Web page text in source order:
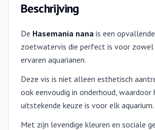
Beschrijving
De Hasemania nana is een
zoetwatervis die perfect is voor zowel
ervaren aquarianen.
Deze vis is niet alleen esthetisch
ook eenvoudig in onderhoud, waardoor
uitstekende keuze is voor elk aquarium.
Met zijn levendige kleuren en sociale